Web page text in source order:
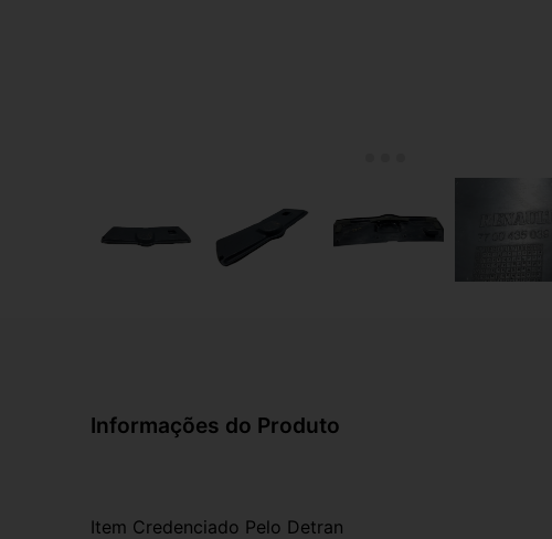
Informações do Produto
Item Credenciado Pelo Detran